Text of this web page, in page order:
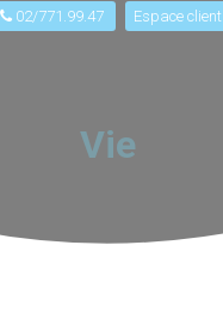
02/771.99.47 Espace client
Vie